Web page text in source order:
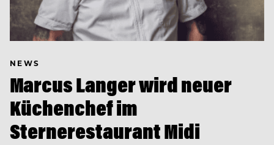
NEWS
Marcus Langer wird neuer
Küchenchef im
Sternerestaurant Midi